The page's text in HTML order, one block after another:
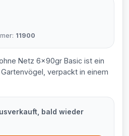
11900
Netz 6x90gr Basic ist ein
verpackt in einem
bald wieder